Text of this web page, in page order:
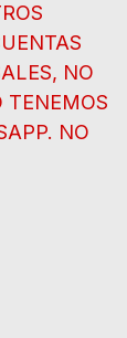
NO
TENEMOS
NO